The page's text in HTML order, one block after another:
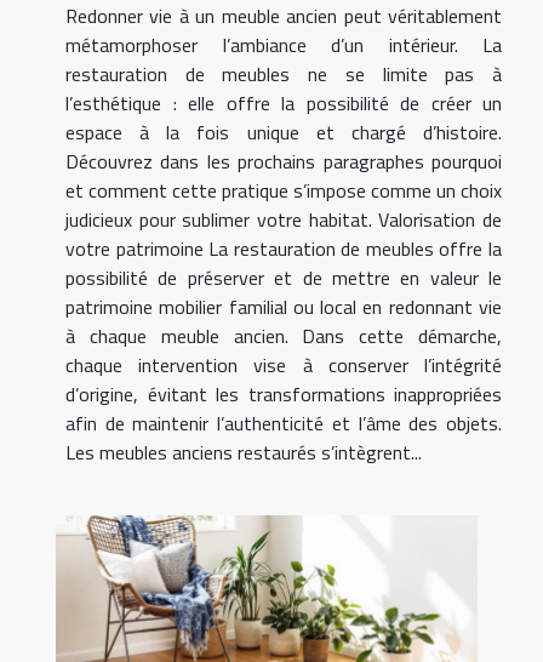
Redonner vie à un meuble ancien peut véritablement
métamorphoser l’ambiance d’un intérieur. La
restauration de meubles ne se limite pas à
l’esthétique : elle offre la possibilité de créer un
espace à la fois unique et chargé d’histoire.
Découvrez dans les prochains paragraphes pourquoi
et comment cette pratique s’impose comme un choix
judicieux pour sublimer votre habitat. Valorisation de
votre patrimoine La restauration de meubles offre la
possibilité de préserver et de mettre en valeur le
patrimoine mobilier familial ou local en redonnant vie
à chaque meuble ancien. Dans cette démarche,
chaque intervention vise à conserver l’intégrité
d’origine, évitant les transformations inappropriées
afin de maintenir l’authenticité et l’âme des objets.
Les meubles anciens restaurés s’intègrent...